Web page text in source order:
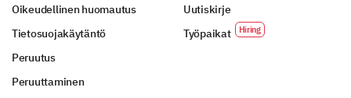
Oikeudellinen huomautus
Tietosuojakäytäntö
Peruutus
Peruuttaminen
Uutiskirje
Työpaikat